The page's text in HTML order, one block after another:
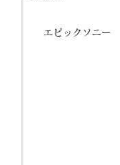
エピックソニー